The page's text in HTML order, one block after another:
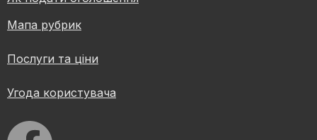
Мапа рубрик
Послуги та ціни
Угода користувача